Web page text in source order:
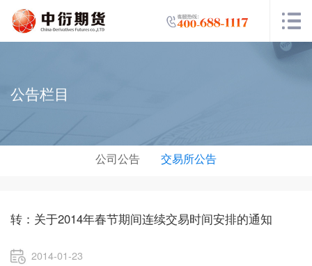
公告栏目
公司公告 交易所公告
转：关于2014年春节期间连续交易时间安排的通知
2014-01-23